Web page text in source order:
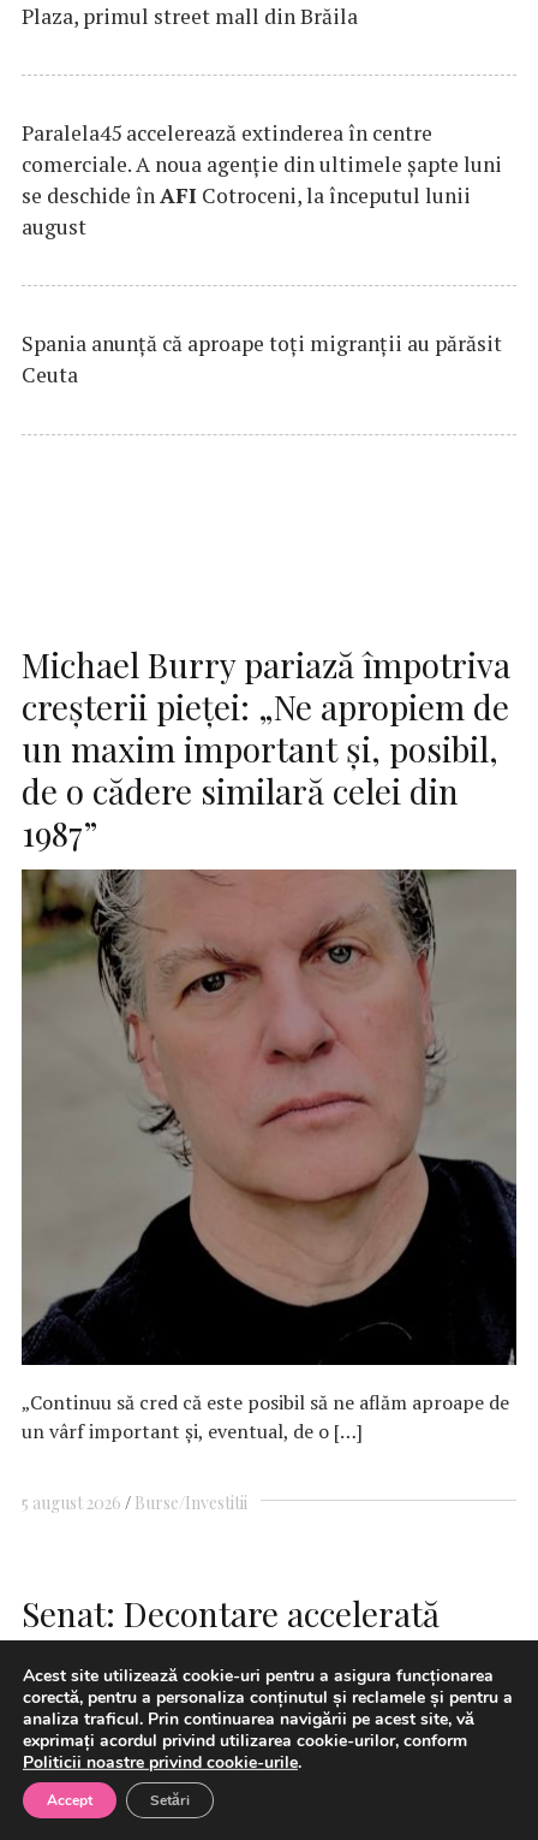
Plaza, primul street mall din Brăila
Paralela45 accelerează extinderea în centre
comerciale. A noua agenție din ultimele șapte luni
se deschide înAFI Cotroceni, la începutul lunii
august
Spania anunţă că aproape toţi migranţii au părăsit
Ceuta
Michael Burry pariază împotriva
creșterii pieței: „Ne apropiem de
un maxim important și, posibil,
de o cădere similară celei din
1987”
„Continuu să cred că este posibil să ne aflăm aproape de
un vârf important și, eventual, de o […]
5 august 2026 Burse/Investitii
Senat: Decontare accelerată
către furnizorii de energie de
electrică a sumelor aferente
energiei cu preţuri plafonate
Acest site utilizează cookie-uri pentru a asigura funcționarea
corectă, pentru a personaliza conținutul și reclamele și pentru a
analiza traficul. Prin continuarea navigării pe acest site, vă
exprimați acordul privind utilizarea cookie-urilor, conform
Politicii noastre privind cookie-urile.
Accept Setări